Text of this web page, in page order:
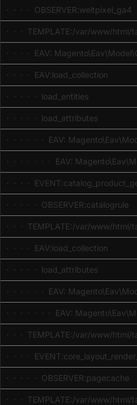
· · · · OBSERVER:weltpixel_ga4
· · · TEMPLATE:/var/www/
· · · · EAV:
· · · · EAV:load_collection
· · · · · load_entities
· · · · · load_attributes
· · · · · · EAV:
· · · · · · · EAV:
· · · ·
· · · · · OBSERVER:catalogrule
· · · TEMPLATE:/var/www/
· · · · EAV:load_collection
· · · · · load_attributes
· · · · · · EAV:
· · · · · · · EAV:
· · · TEMPLATE:/var/www/
· · · ·
· · · · · OBSERVER:pagecache
· · · TEMPLATE:/var/www/